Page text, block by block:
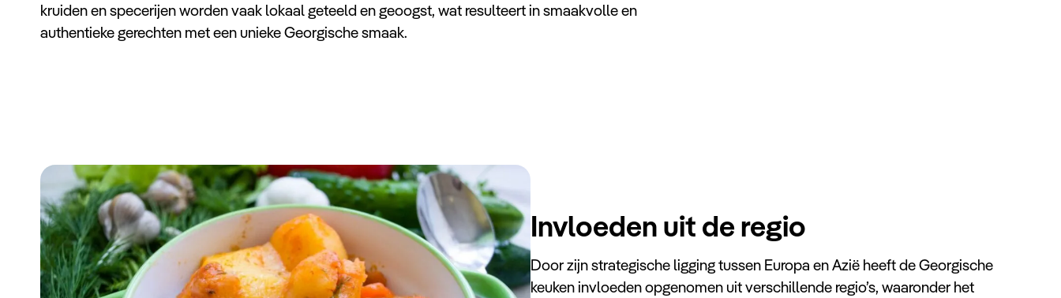
kruiden en specerijen worden vaak lokaal geteeld en geoogst, wat resulteert in smaakvolle en
authentieke gerechten met een unieke Georgische smaak.
Invloeden uit de regio
Door zijn strategische ligging tussen Europa en Azië heeft de Georgische
keuken invloeden opgenomen uit verschillende regio’s, waaronder het